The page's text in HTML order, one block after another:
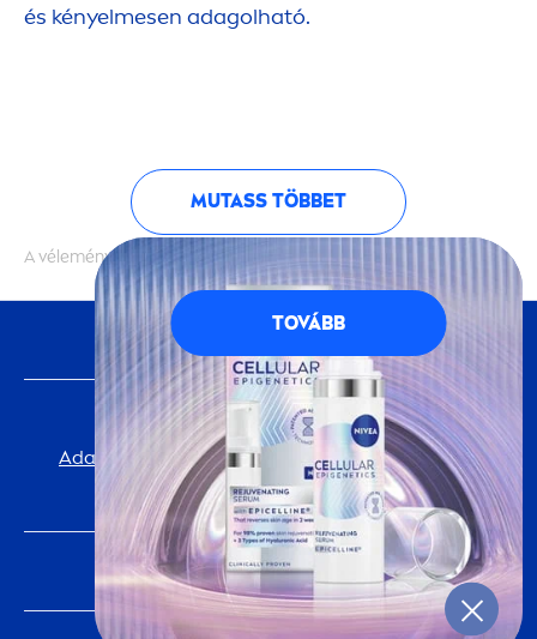
és kényelmesen adagolható.
MUTASS TÖBBET
A vélemények hitelességét nem ellenőrizzük
FONTOS INFORMÁCIÓ
Adatvédelmi Tájékoztató
Cookie-beállítások
impresszum
NIVEAVILÁGA
TÖRTÉNELEM Karrier a Beiersdorfnál
KÖVESS MINKET
TOVÁBB